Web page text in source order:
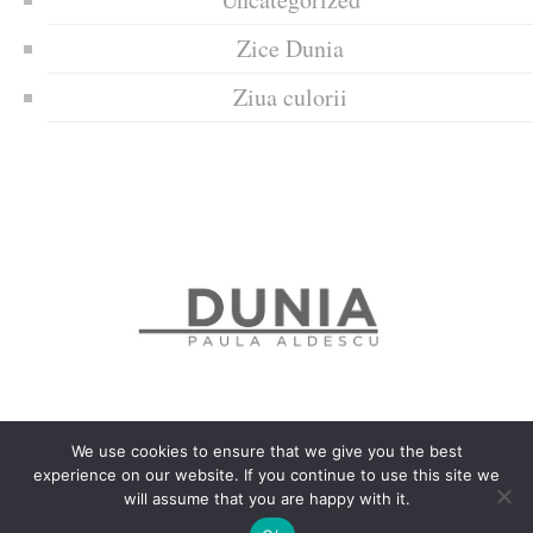
Zice Dunia
Ziua culorii
Politica de confidențialitate
Politică privind fișierele cookies
Copyrights © 2018 Dunia
We use cookies to ensure that we give you the best
experience on our website. If you continue to use this site we
will assume that you are happy with it.